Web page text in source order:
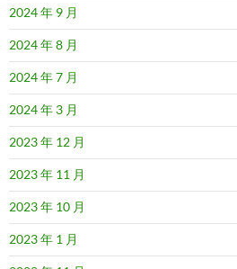
2024 年 9 月
2024 年 8 月
2024 年 7 月
2024 年 3 月
2023 年 12 月
2023 年 11 月
2023 年 10 月
2023 年 1 月